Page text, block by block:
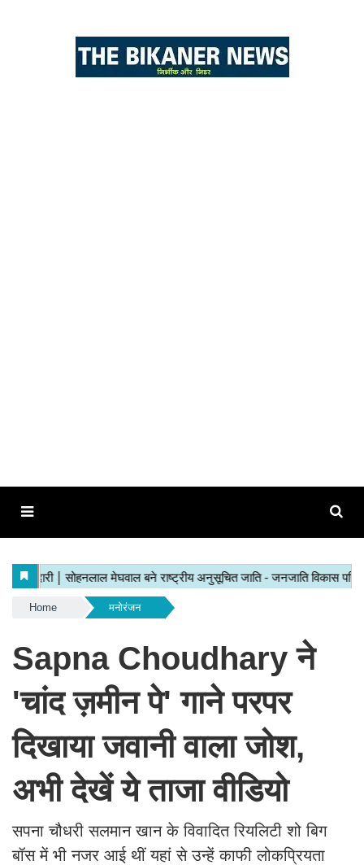
Home मनोरंजन
Sapna Choudhary ने
'चांद ज़मीन पे' गाने परपर
दिखाया जवानी वाला जोश,
अभी देखें ये ताजा वीडियो
सपना चौधरी सलमान खान के विवादित रियलिटी शो बिग
बॉस में भी नजर आई थीं यहां से उन्हें काफी लोकप्रियता